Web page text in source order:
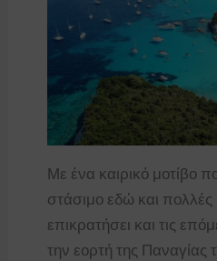
Με ένα καιρικό μοτίβο
στάσιμο εδώ και πολλές
επικρατήσει και τις
την εορτή της Παναγίας